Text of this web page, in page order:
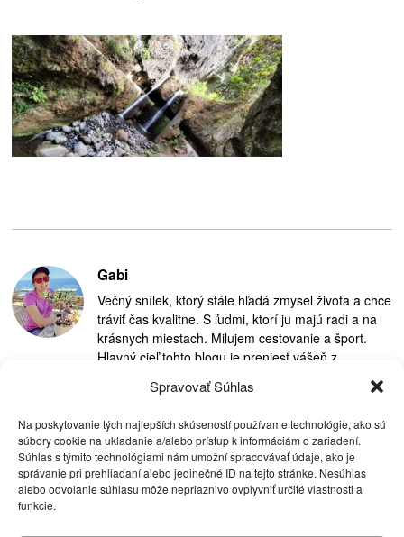
Spravovať Súhlas
Na poskytovanie tých najlepších skúseností používame technológie, ako sú
súbory cookie na ukladanie a/alebo prístup k informáciám o zariadení.
Súhlas s týmito technológiami nám umožní spracovávať údaje, ako je
správanie pri prehliadaní alebo jedinečné ID na tejto stránke. Nesúhlas
alebo odvolanie súhlasu môže nepriaznivo ovplyvniť určité vlastnosti a
funkcie.
Gabi
Večný snílek, ktorý stále hľadá zmysel života a chce
tráviť čas kvalitne. S ľudmi, ktorí ju majú radi a na
krásnych miestach. Milujem cestovanie a šport.
Hlavný cieľ tohto blogu je preniesť vášeň z